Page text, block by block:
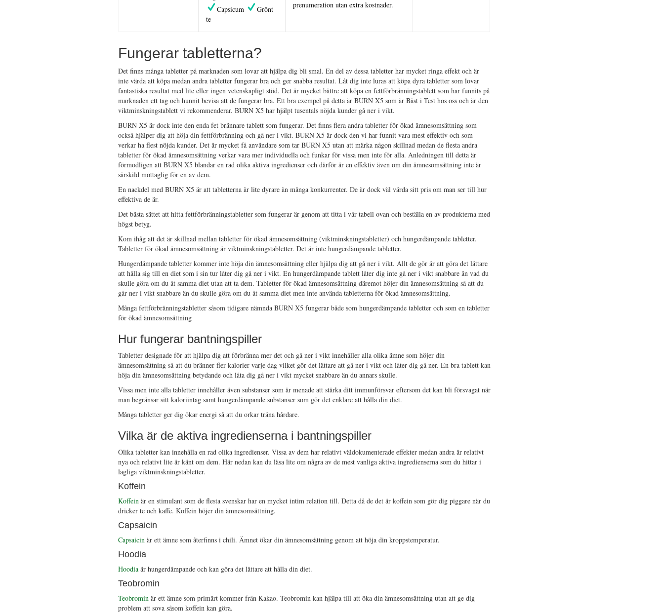
Capsicum
Grönt
te
prenumeration utan extra kostnader.
Fungerar tabletterna?
Det finns många tabletter på marknaden som lovar att hjälpa dig bli smal. En del av dessa tabletter har mycket ringa effekt och är
inte värda att köpa medan andra tabletter fungerar bra och ger snabba resultat. Låt dig inte luras att köpa dyra tabletter som lovar
fantastiska resultat med lite eller ingen vetenskapligt stöd. Det är mycket bättre att köpa en fettförbränningstablett som har funnits på
marknaden ett tag och hunnit bevisa att de fungerar bra. Ett bra exempel på detta är BURN X5 som är Bäst i Test hos oss och är den
viktminskningstablett vi rekommenderar. BURN X5 har hjälpt tusentals nöjda kunder gå ner i vikt.
BURN X5 är dock inte den enda fet brännare tablett som fungerar. Det finns flera andra tabletter för ökad ämnesomsättning som
också hjälper dig att höja din fettförbränning och gå ner i vikt. BURN X5 är dock den vi har funnit vara mest effektiv och som
verkar ha flest nöjda kunder. Det är mycket få användare som tar BURN X5 utan att märka någon skillnad medan de flesta andra
tabletter för ökad ämnesomsättning verkar vara mer individuella och funkar för vissa men inte för alla. Anledningen till detta är
förmodligen att BURN X5 blandar en rad olika aktiva ingredienser och därför är en effektiv även om din ämnesomsättning inte är
särskild mottaglig för en av dem.
En nackdel med BURN X5 är att tabletterna är lite dyrare än många konkurrenter. De är dock väl värda sitt pris om man ser till hur
effektiva de är.
Det bästa sättet att hitta fettförbränningstabletter som fungerar är genom att titta i vår tabell ovan och beställa en av produkterna med
högst betyg.
Kom ihåg att det är skillnad mellan tabletter för ökad ämnesomsättning (viktminskningstabletter) och hungerdämpande tabletter.
Tabletter för ökad ämnesomsättning är viktminskningstabletter. Det är inte hungerdämpande tabletter.
Hungerdämpande tabletter kommer inte höja din ämnesomsättning eller hjälpa dig att gå ner i vikt. Allt de gör är att göra det lättare
att hålla sig till en diet som i sin tur låter dig gå ner i vikt. En hungerdämpande tablett låter dig inte gå ner i vikt snabbare än vad du
skulle göra om du åt samma diet utan att ta dem. Tabletter för ökad ämnesomsättning däremot höjer din ämnesomsättning så att du
går ner i vikt snabbare än du skulle göra om du åt samma diet men inte använda tabletterna för ökad ämnesomsättning.
Många fettförbränningstabletter såsom tidigare nämnda BURN X5 fungerar både som hungerdämpande tabletter och som en tabletter
för ökad ämnesomsättning
Hur fungerar bantningspiller
Tabletter designade för att hjälpa dig att förbränna mer det och gå ner i vikt innehåller alla olika ämne som höjer din
ämnesomsättning så att du bränner fler kalorier varje dag vilket gör det lättare att gå ner i vikt och låter dig gå ner. En bra tablett kan
höja din ämnesomsättning betydande och låta dig gå ner i vikt mycket snabbare än du annars skulle.
Vissa men inte alla tabletter innehåller även substanser som är menade att stärka ditt immunförsvar eftersom det kan bli försvagat när
man begränsar sitt kaloriintag samt hungerdämpande substanser som gör det enklare att hålla din diet.
Många tabletter ger dig ökar energi så att du orkar träna hårdare.
Vilka är de aktiva ingredienserna i bantningspiller
Olika tabletter kan innehålla en rad olika ingredienser. Vissa av dem har relativt väldokumenterade effekter medan andra är relativt
nya och relativt lite är känt om dem. Här nedan kan du läsa lite om några av de mest vanliga aktiva ingredienserna som du hittar i
lagliga viktminskningstabletter.
Koffein
Koffein är en stimulant som de flesta svenskar har en mycket intim relation till. Detta då de det är koffein som gör dig piggare när du
dricker te och kaffe. Koffein höjer din ämnesomsättning.
Capsaicin
Capsaicin är ett ämne som återfinns i chili. Ämnet ökar din ämnesomsättning genom att höja din kroppstemperatur.
Hoodia
Hoodia är hungerdämpande och kan göra det lättare att hålla din diet.
Teobromin
Teobromin är ett ämne som primärt kommer från Kakao. Teobromin kan hjälpa till att öka din ämnesomsättning utan att ge dig
problem att sova såsom koffein kan göra.